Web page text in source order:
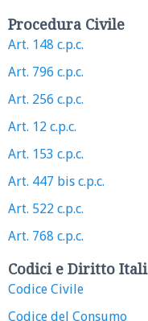
Procedura Civile
Art. 148 c.p.c.
Art. 796 c.p.c.
Art. 256 c.p.c.
Art. 12 c.p.c.
Art. 153 c.p.c.
Art. 447 bis c.p.c.
Art. 522 c.p.c.
Art. 768 c.p.c.
Codici e Diritto
Codice Civile
Codice del Consumo